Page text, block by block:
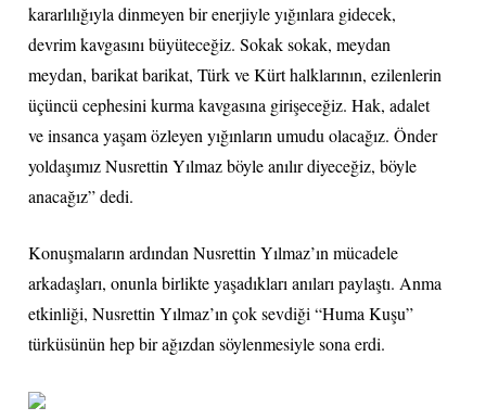
kararlılığıyla dinmeyen bir enerjiyle yığınlara gidecek,
devrim kavgasını büyüteceğiz. Sokak sokak, meydan
meydan, barikat barikat, Türk ve Kürt halklarının, ezilenlerin
üçüncü cephesini kurma kavgasına girişeceğiz. Hak, adalet
ve insanca yaşam özleyen yığınların umudu olacağız. Önder
yoldaşımız Nusrettin Yılmaz böyle anılır diyeceğiz, böyle
anacağız” dedi.
Konuşmaların ardından Nusrettin Yılmaz’ın mücadele
arkadaşları, onunla birlikte yaşadıkları anıları paylaştı. Anma
etkinliği, Nusrettin Yılmaz’ın çok sevdiği “Huma Kuşu”
türküsünün hep bir ağızdan söylenmesiyle sona erdi.